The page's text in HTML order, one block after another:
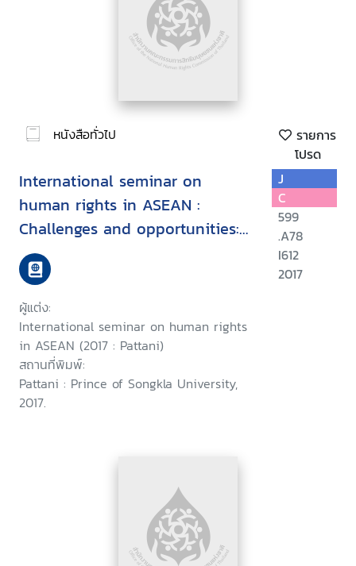
หนังสือทั่วไป
รายการ
โปรด
International seminar on
human rights in ASEAN :
Challenges and opportunities:
15 August 2017, Faculity of
Political Science, Prince of
Songkla University, Pattani
Campus
ผู้แต่ง:
International seminar on human rights
in ASEAN (2017 : Pattani)
สถานที่พิมพ์:
Pattani : Prince of Songkla University,
2017.
J
C
599
.A78
I612
2017